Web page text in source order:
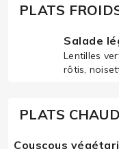
PLATS
Salade
Lentilles
rôtis,
PLATS
Couscous